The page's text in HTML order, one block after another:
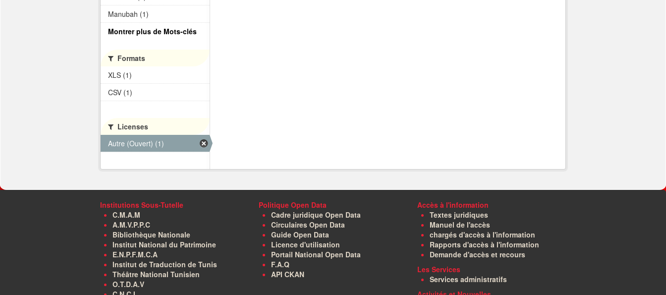
Manubah (1)
Montrer plus de Mots-clés
Formats
XLS (1)
CSV (1)
Licenses
Autre (Ouvert) (1)
Institutions Sous-Tutelle
C.M.A.M
A.M.V.P.P.C
Bibliothèque Nationale
Institut National du Patrimoine
E.N.P.F.M.C.A
Institut de Traduction de Tunis
Théâtre National Tunisien
O.T.D.A.V
Politique Open Data
Cadre juridique Open Data
Circulaires Open Data
Guide Open Data
Licence d'utilisation
Portail National Open Data
F.A.Q
API CKAN
Accès à l'information
Textes juridiques
Manuel de l'accès
chargés d'accès à l'information
Rapports d'accès à l'information
Demande d'accès et recours
Les Services
Services administratifs